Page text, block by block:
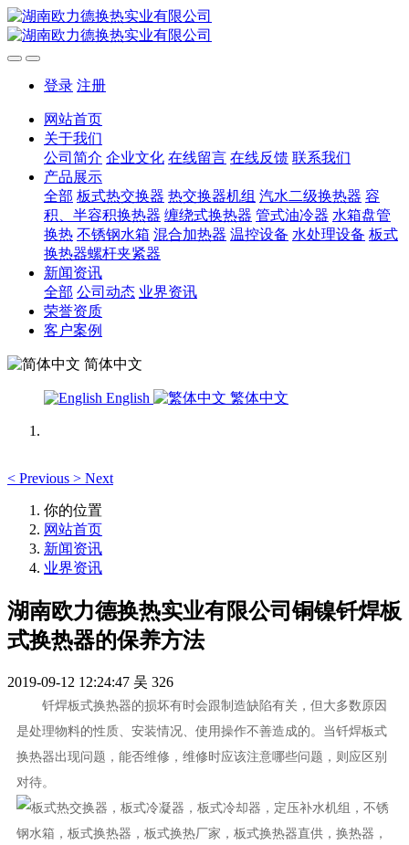
登录 注册
网站首页
关于我们
公司简介 企业文化 在线留言 在线反馈 联系我们
产品展示
全部 板式热交换器 热交换器机组 汽水二级换热器 容
积、半容积换热器 缠绕式换热器 管式油冷器 水箱盘管
换热 不锈钢水箱 混合加热器 温控设备 水处理设备 板式
换热器螺杆夹紧器
新闻资讯
全部 公司动态 业界资讯
荣誉资质
客户案例
简体中文
English 繁体中文
< Previous > Next
你的位置
网站首页
新闻资讯
业界资讯
湖南欧力德换热实业有限公司铜镍钎焊板
式换热器的保养方法
2019-09-12 12:24:47 吴 326
钎焊板式换热器的损坏有时会跟制造缺陷有关，但大多数原因
是处理物料的性质、安装情况、使用操作不善造成的。当钎焊板式
换热器出现问题，能否维修，维修时应该注意哪些问题，则应区别
对待。